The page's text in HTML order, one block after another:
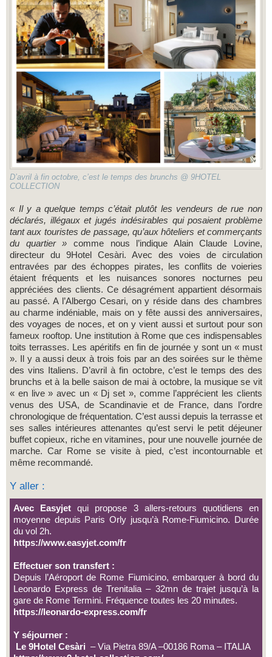
D’avril à fin octobre, c’est le temps des brunchs @ 9HOTEL
COLLECTION
« Il y a quelque temps c’était plutôt les vendeurs de rue non
déclarés, illégaux et jugés indésirables qui posaient problème
tant aux touristes de passage, qu’aux hôteliers et commerçants
du quartier » comme nous l’indique Alain Claude Lovine,
directeur du 9Hotel Cesàri. Avec des voies de circulation
entravées par des échoppes pirates, les conflits de voieries
étaient fréquents et les nuisances sonores nocturnes peu
appréciées des clients. Ce désagrément appartient désormais
au passé. A l’Albergo Cesari, on y réside dans des chambres
au charme indéniable, mais on y fête aussi des anniversaires,
des voyages de noces, et on y vient aussi et surtout pour son
fameux rooftop. Une institution à Rome que ces indispensables
toits terrasses. Les apéritifs en fin de journée y sont un « must
». Il y a aussi deux à trois fois par an des soirées sur le thème
des vins Italiens. D’avril à fin octobre, c’est le temps des des
brunchs et à la belle saison de mai à octobre, la musique se vit
« en live » avec un « Dj set », comme l’apprécient les clients
venus des USA, de Scandinavie et de France, dans l’ordre
chronologique de fréquentation. C’est aussi depuis la terrasse et
ses salles intérieures attenantes qu’est servi le petit déjeuner
buffet copieux, riche en vitamines, pour une nouvelle journée de
marche. Car Rome se visite à pied, c’est incontournable et
même recommandé.
Y aller :
Avec Easyjetqui propose 3 allers-retours quotidiens en
moyenne depuis Paris Orly jusqu’à Rome-Fiumicino. Durée
du vol 2h.
https://www.easyjet.com/fr
Effectuer son transfert :
Depuis l’Aéroport de Rome Fiumicino, embarquer à bord du
Leonardo Express de Trenitalia – 32mn de trajet jusqu’à la
gare de Rome Termini. Fréquence toutes les 20 minutes.
https://leonardo-express.com/fr
Y séjourner :
Le 9Hotel Cesàri – Via Pietra 89/A –00186 Roma – ITALIA